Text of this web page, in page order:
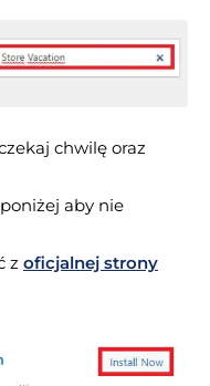
chwilę oraz
aby nie
z oficjalnej strony